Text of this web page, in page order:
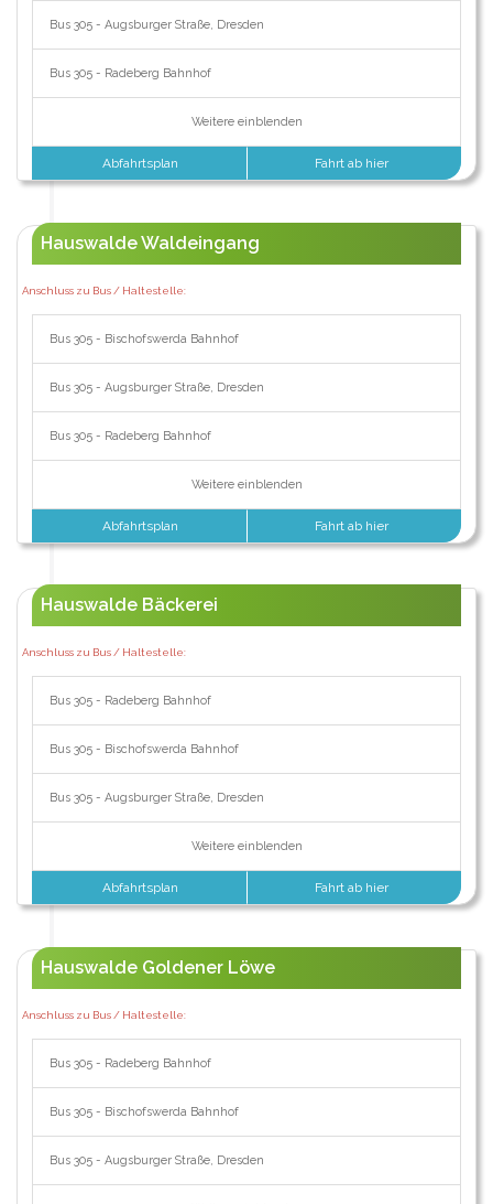
Bus 305 - Augsburger Straße, Dresden
Bus 305 - Radeberg Bahnhof
Weitere einblenden
Abfahrtsplan Fahrt ab hier
Hauswalde Waldeingang
Anschluss zu Bus / Haltestelle:
Bus 305 - Bischofswerda Bahnhof
Bus 305 - Augsburger Straße, Dresden
Bus 305 - Radeberg Bahnhof
Weitere einblenden
Abfahrtsplan Fahrt ab hier
Hauswalde Bäckerei
Anschluss zu Bus / Haltestelle:
Bus 305 - Radeberg Bahnhof
Bus 305 - Bischofswerda Bahnhof
Bus 305 - Augsburger Straße, Dresden
Weitere einblenden
Abfahrtsplan Fahrt ab hier
Hauswalde Goldener Löwe
Anschluss zu Bus / Haltestelle:
Bus 305 - Radeberg Bahnhof
Bus 305 - Bischofswerda Bahnhof
Bus 305 - Augsburger Straße, Dresden